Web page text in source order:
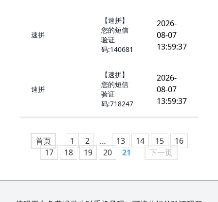
速拼
【速拼】
您的短信
验证
码:140681
2026-
08-07
13:59:37
速拼
【速拼】
您的短信
验证
码:718247
2026-
08-07
13:59:37
首页 1 2 … 13 14 15
16
17
18 19 20 21 下一页